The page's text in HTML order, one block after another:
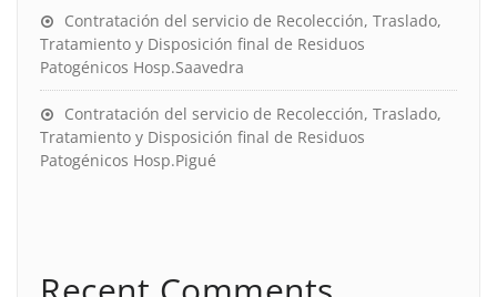
Contratación del servicio de Recolección, Traslado,
Tratamiento y Disposición final de Residuos
Patogénicos Hosp.Saavedra
Contratación del servicio de Recolección, Traslado,
Tratamiento y Disposición final de Residuos
Patogénicos Hosp.Pigué